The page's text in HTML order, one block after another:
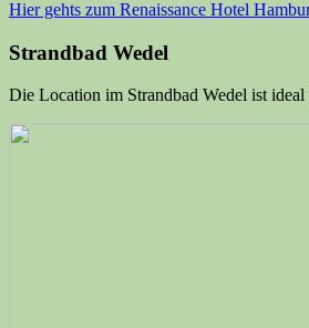
Hier gehts zum Renaissance Hotel
Strandbad Wedel
Die Location im Strandbad Wedel ist